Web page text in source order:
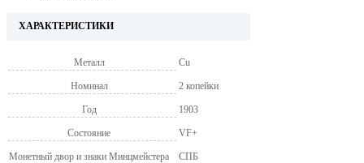
ХАРАКТЕРИСТИКИ
Металл Cu
Номинал 2 копейки
Год 1903
Состояние VF+
Монетный двор и знаки Минцмейстера СПБ